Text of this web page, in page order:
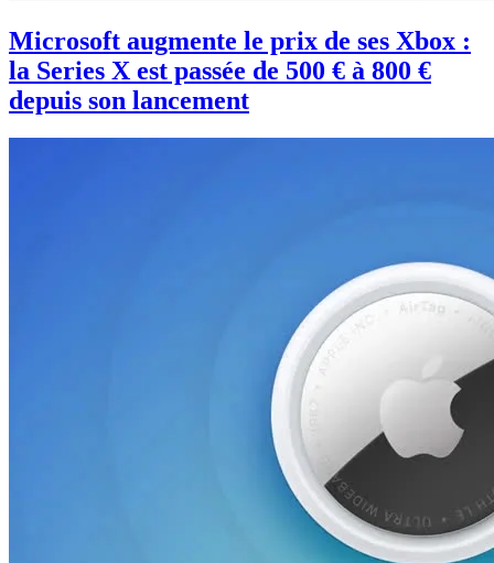
Microsoft augmente le prix de ses Xbox :
la Series X est passée de 500 € à 800 €
depuis son lancement